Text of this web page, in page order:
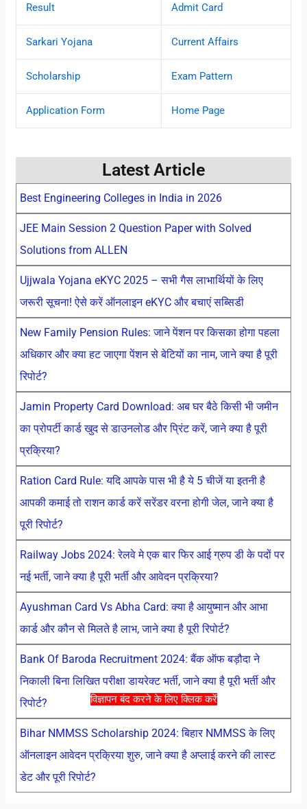
विज्ञापन बंद करने के लिए क्लिक करें
Result Admit Card
Sarkari Yojana Current Affairs
Scholarship Exam Pattern
Application Form Home Page
Latest Article
Best Engineering Colleges in India in 2026
JEE Main Session 2 Question Paper with Solved
Solutions from ALLEN
Ujjwala Yojana eKYC 2025 – सभी गैस लाभार्थियों के लिए
जरूरी सूचना! ऐसे करें ऑनलाइन eKYC और बचाएं सब्सिडी
New Family Pension Rules: जाने पेंशन पर किसका होगा पहला
अधिकार और क्या हट जाएगा पेंशन से बेटियों का नाम, जाने क्या है पूरी
रिपोर्ट?
Jamin Property Card Download: अब घर बैठे किसी भी जमीन
का प्रोपर्टी कार्ड खुद से डाउनलोड और प्रिंट करें, जाने क्या है पूरी
प्रक्रिया?
Ration Card Rule: यदि आपके पास भी है ये 5 चीजें या इतनी है
आपकी कमाई तो राशन कार्ड करें सरेंडर वरना होगी जेल, जाने क्या है
पूरी रिपोर्ट?
Railway Jobs 2024: रेलवे मे एक बार फिर आई ग्रुप डी के पदों पर
नई भर्ती, जाने क्या है पूरी भर्ती और आवेदन प्रक्रिया?
Ayushman Card Vs Abha Card: क्या है आयुष्मान और आभा
कार्ड और कौन से मिलते है लाभ, जाने क्या है पूरी रिपोर्ट?
Bank Of Baroda Recruitment 2024: बैंक ऑफ बड़ौदा ने
निकाली बिना लिखित परीक्षा डायरेक्ट भर्ती, जाने क्या है पूरी भर्ती और
रिपोर्ट?
Bihar NMMSS Scholarship 2024: बिहार NMMSS के लिए
ऑनलाइन आवेदन प्रक्रिया शुरु, जाने क्या है अप्लाई करने की लास्ट
डेट और पूरी रिपोर्ट?